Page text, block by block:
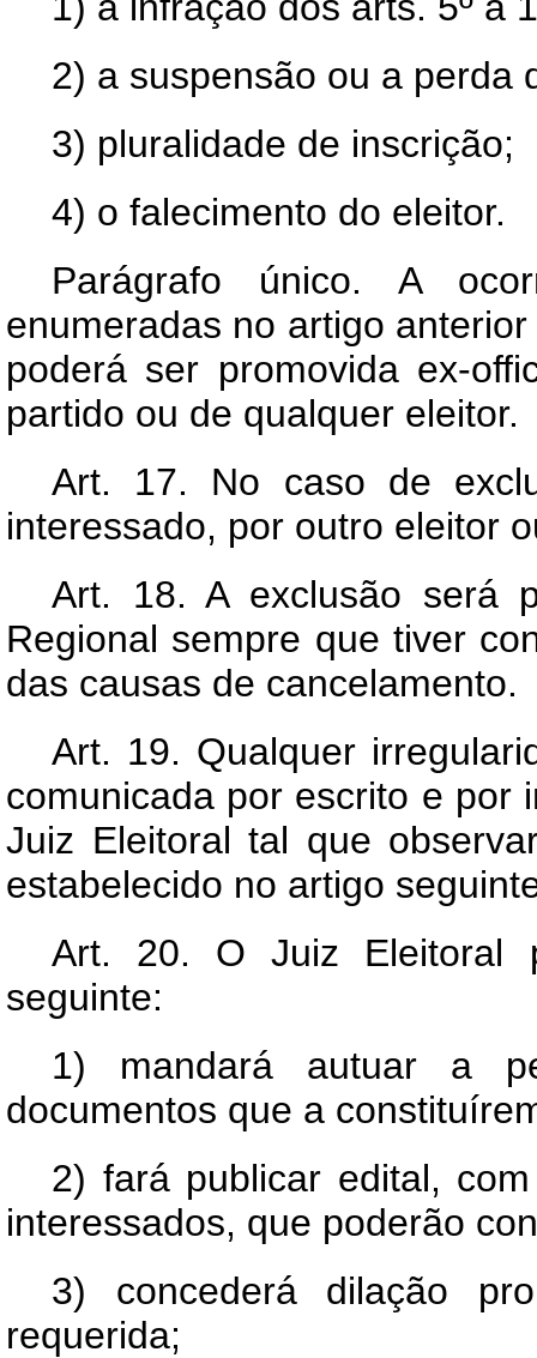
2) a suspensão ou a perda
3) pluralidade de inscrição;
4) o falecimento do eleitor.
Parágrafo único. A
enumeradas no artigo
poderá ser promovida ex-
partido ou de qualquer eleitor.
Art. 17. No caso de
interessado, por outro eleitor
Art. 18. A exclusão será
Regional sempre que tiver
das causas de cancelamento.
Art. 19. Qualquer
comunicada por escrito e por
Juiz Eleitoral tal que
estabelecido no artigo
Art. 20. O Juiz Eleitoral
seguinte:
1) mandará autuar a
documentos que a
2) fará publicar edital,
interessados, que poderão
3) concederá dilação
requerida;